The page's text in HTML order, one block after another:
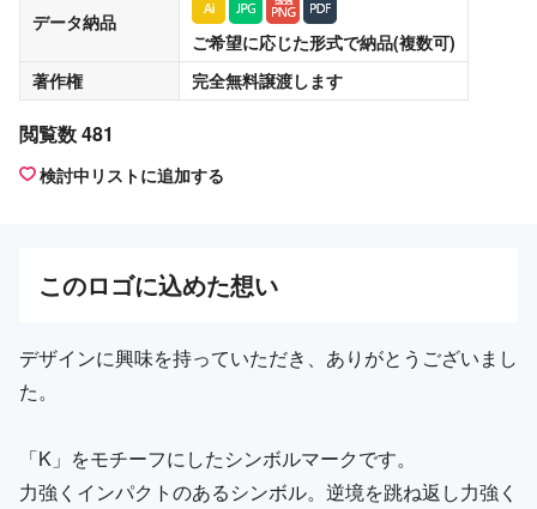
データ納品
ご希望に応じた形式で納品(複数可)
著作権
完全無料譲渡します
閲覧数 481
検討中リストに追加する
このロゴに込めた想い
デザインに興味を持っていただき、ありがとうございまし
た。
「K」をモチーフにしたシンボルマークです。
力強くインパクトのあるシンボル。逆境を跳ね返し力強く